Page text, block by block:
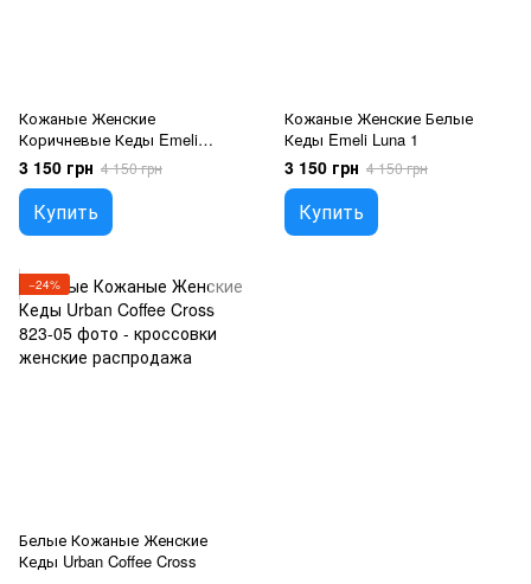
Кожаные Женские
Коричневые Кеды Emeli
Mocha Drive
3 150 грн 4 150 грн
Купить
Кожаные Женские Белые
Кеды Emeli Luna 1
3 150 грн 4 150 грн
Купить
−24%
Белые Кожаные Женские
Кеды Urban Coffee Cross